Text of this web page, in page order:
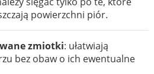
powierzchni piór.
zmiotki: ułatwiają
bez obaw o ich ewentualne